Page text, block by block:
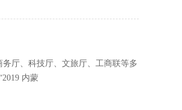
厅、科技厅、文旅厅、工商联等多
内蒙